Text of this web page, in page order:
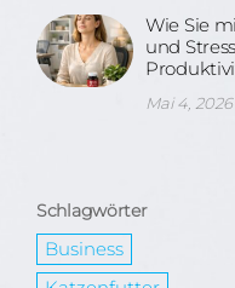
Wie Sie
und
Mai 4, 2026
Schlagwörter
Business